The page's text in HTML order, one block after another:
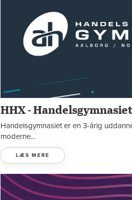
HHX -
Handelsgymnasiet er en 3-årig
moderne...
LÆS MERE